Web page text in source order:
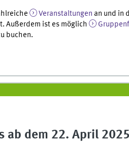
Veranstaltungen an und in
Außerdem ist es möglich
buchen.
ab dem 22. April